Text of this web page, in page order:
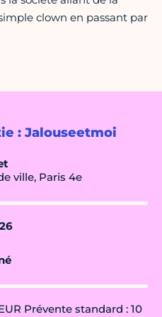
: Jalouseetmoi
ville, Paris 4e
Prévente standard : 10
clown en passant par